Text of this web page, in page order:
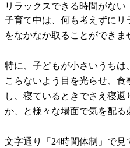
リラックスできる時間がない
子育て中は、何も考えずに
をなかなか取ることができま
特に、子どもが小さいうち
こらないよう目を光らせ、
し、寝ているときでさえ寝
か、と様々な場面で気を配る
文字通り「24時間体制」で